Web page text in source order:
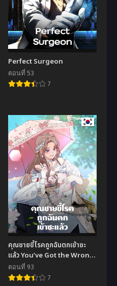
Perfect Surgeon
ตอนที่ 53
7
คุณชายขี้โรคถูกฉันตกเข้าซะ
แล้ว You’ve Got the Wrong
Girl
ตอนที่ 93
7